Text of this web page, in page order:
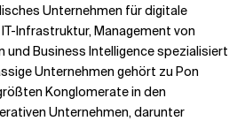
Unternehmen für digitale
Infrastruktur, Management von
und Business Intelligence spezialisiert
Unternehmen gehört zu Pon
Konglomerate in den
Unternehmen, darunter